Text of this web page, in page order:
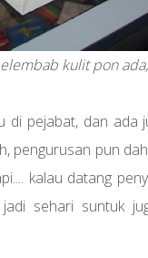
kulit pon
di pejabat, dan ada
pengurusan pun
kalau datang
sehari suntuk